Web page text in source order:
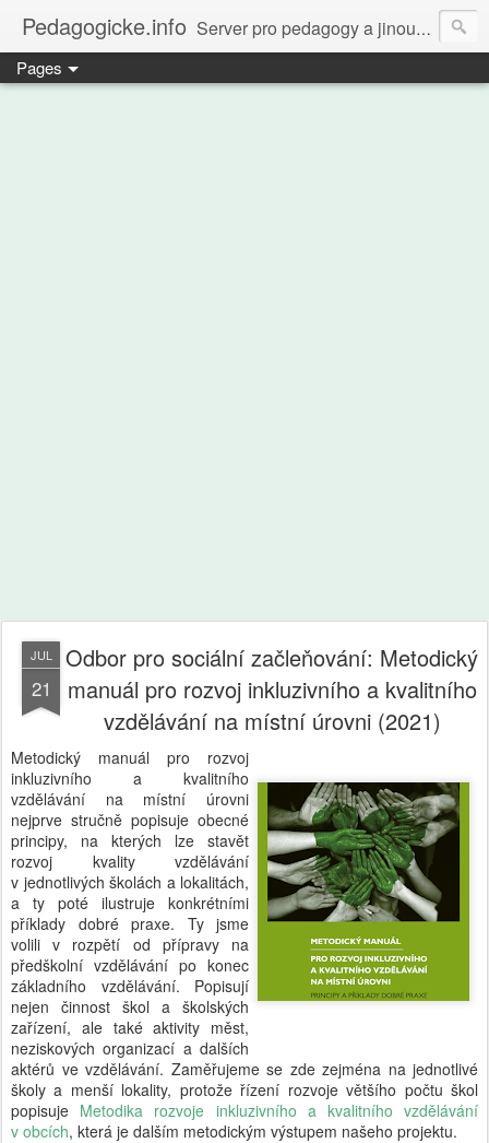
Pedagogicke.info Server pro pedagogy a jinou zvířenu
Pages
JUL
21
Odbor pro sociální začleňování: Metodický
manuál pro rozvoj inkluzivního a kvalitního
vzdělávání na místní úrovni (2021)
Metodický manuál pro rozvoj
inkluzivního a kvalitního
vzdělávání na místní úrovni
nejprve stručně popisuje obecné
principy, na kterých lze stavět
rozvoj kvality vzdělávání
v jednotlivých školách a lokalitách,
a ty poté ilustruje konkrétními
příklady dobré praxe. Ty jsme
volili v rozpětí od přípravy na
předškolní vzdělávání po konec
základního vzdělávání. Popisují
nejen činnost škol a školských
zařízení, ale také aktivity měst,
neziskových organizací a dalších
aktérů ve vzdělávání. Zaměřujeme se zde zejména na jednotlivé
školy a menší lokality, protože řízení rozvoje většího počtu škol
popisuje Metodika rozvoje inkluzivního a kvalitního vzdělávání
v obcích, která je dalším metodickým výstupem našeho projektu.